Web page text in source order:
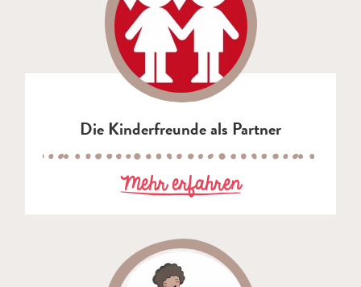
Die Kinderfreunde als Partner
Mehr erfahrenzu Die